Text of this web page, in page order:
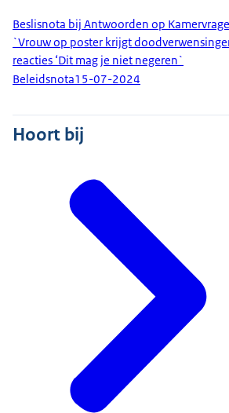
Beslisnota bij Antwoorden op
`Vrouw op poster krijgt
reacties ‘Dit mag je niet negeren`
Beleidsnota15-07-2024
Hoort bij